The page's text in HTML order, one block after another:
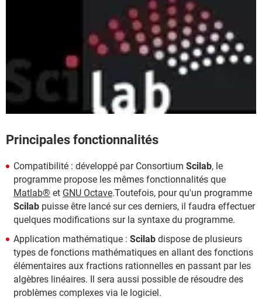
Principales fonctionnalités
Compatibilité : développé par Consortium Scilab, le
programme propose les mêmes fonctionnalités que
Matlab® et GNU Octave.Toutefois, pour qu'un programme
Scilab puisse être lancé sur ces derniers, il faudra effectuer
quelques modifications sur la syntaxe du programme.
Application mathématique : Scilab dispose de plusieurs
types de fonctions mathématiques en allant des fonctions
élémentaires aux fractions rationnelles en passant par les
algèbres linéaires. Il sera aussi possible de résoudre des
problèmes complexes via le logiciel.